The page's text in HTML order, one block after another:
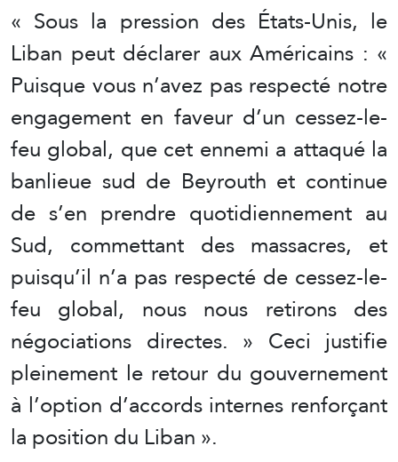
« Sous la pression des États-Unis, le
Liban peut déclarer aux Américains : «
Puisque vous n’avez pas respecté notre
engagement en faveur d’un cessez-le-
feu global, que cet ennemi a attaqué la
banlieue sud de Beyrouth et continue
de s’en prendre quotidiennement au
Sud, commettant des massacres, et
puisqu’il n’a pas respecté de cessez-le-
feu global, nous nous retirons des
négociations directes. » Ceci justifie
pleinement le retour du gouvernement
à l’option d’accords internes renforçant
la position du Liban ».